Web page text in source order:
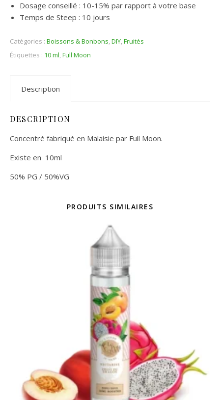
Dosage conseillé : 10-15% par rapport à votre base
Temps de Steep : 10 jours
Catégories : Boissons & Bonbons,DIY,Fruités
Étiquettes : 10 ml,Full Moon
Description
DESCRIPTION
Concentré fabriqué en Malaisie par Full Moon.
Existe en 10ml
50% PG / 50%VG
PRODUITS SIMILAIRES